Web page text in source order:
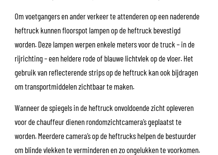
Om voetgangers en ander verkeer te attenderen op een naderende
heftruck kunnen floorspot lampen op de heftruck bevestigd
worden. Deze lampen werpen enkele meters voor de truck – in de
rijrichting – een heldere rode of blauwe lichtvlek op de vloer. Het
gebruik van reflecterende strips op de heftruck kan ook bijdragen
om transportmiddelen zichtbaar te maken.
Wanneer de spiegels in de heftruck onvoldoende zicht opleveren
voor de chauffeur dienen rondomzichtcamera’s geplaatst te
worden. Meerdere camera’s op de heftrucks helpen de bestuurder
om blinde vlekken te verminderen en zo ongelukken te voorkomen.